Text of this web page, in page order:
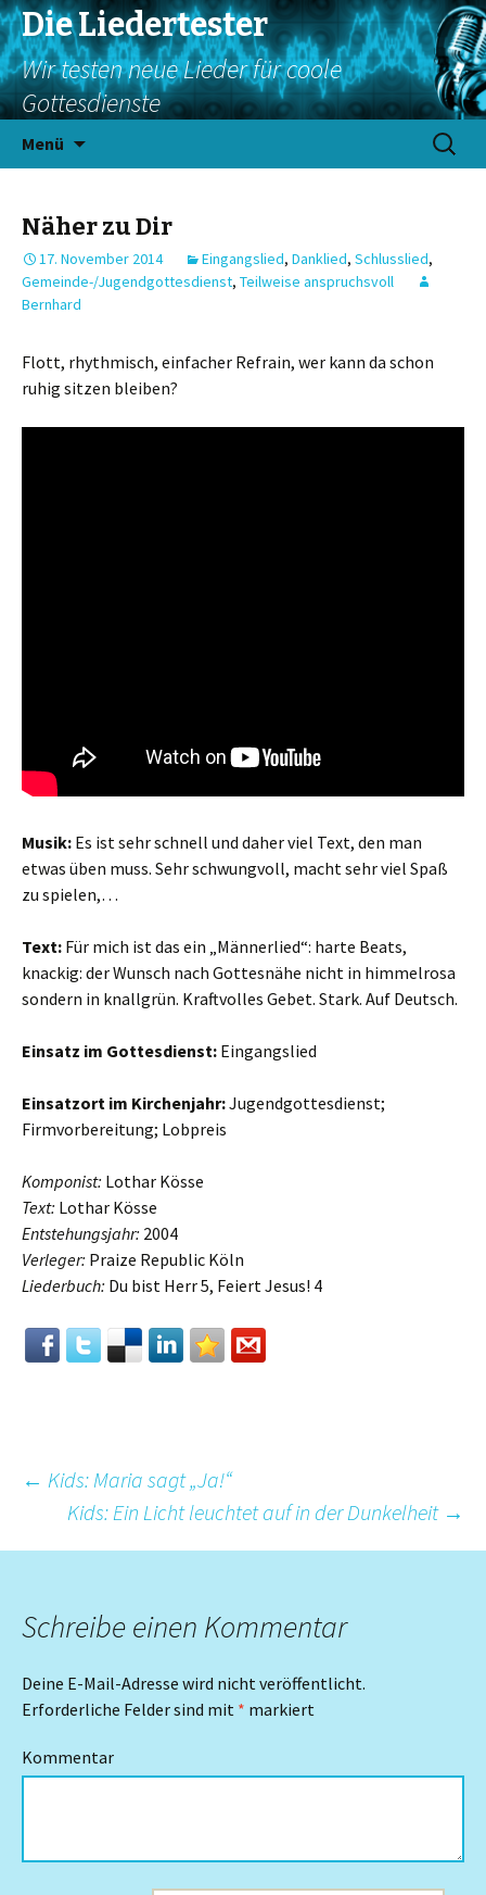
Die Liedertester
Wir testen neue Lieder für coole
Gottesdienste
Menü
Suchen
nach:
Näher zu Dir
17. November 2014 Eingangslied, Danklied, Schlusslied,
Gemeinde-/Jugendgottesdienst, Teilweise anspruchsvoll
Bernhard
Flott, rhythmisch, einfacher Refrain, wer kann da schon
ruhig sitzen bleiben?
Musik: Es ist sehr schnell und daher viel Text, den man
etwas üben muss. Sehr schwungvoll, macht sehr viel Spaß
zu spielen,…
Text: Für mich ist das ein „Männerlied“: harte Beats,
knackig: der Wunsch nach Gottesnähe nicht in himmelrosa
sondern in knallgrün. Kraftvolles Gebet. Stark. Auf Deutsch.
Einsatz im Gottesdienst: Eingangslied
Einsatzort im Kirchenjahr:Jugendgottesdienst;
Firmvorbereitung; Lobpreis
Komponist: Lothar Kösse
Text: Lothar Kösse
Entstehungsjahr: 2004
Verleger: Praize Republic Köln
Liederbuch: Du bist Herr 5, Feiert Jesus! 4
Beitrags-
Navigation
← Kids: Maria sagt „Ja!“
Kids: Ein Licht leuchtet auf in der Dunkelheit →
Schreibe einen Kommentar
Deine E-Mail-Adresse wird nicht veröffentlicht.
Erforderliche Felder sind mit * markiert
Kommentar